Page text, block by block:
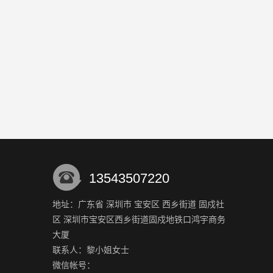
13543507220
地址：广东省 深圳市 宝安区 西乡街道 固戍社
区 深圳市宝安区西乡街道固戍地铁口鸿宇商务
大厦
联系人：黎小姐 女士
微信帐号：